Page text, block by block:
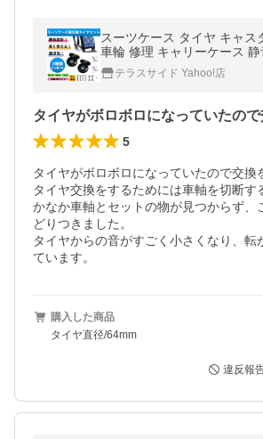
スーツケース タイヤ キャス
車輪 修理 キャリーケース 静
替え 60mm 64mm 70mm
テラスサイド Yahoo!店
5
タイヤがボロボロになっていたので交換
タイヤ交換をするためには車軸を切断す
かなか車軸とセットの物が見つからず、
どりつきました。
タイヤからの音がすごく小さくなり、転
ています。
購入した商品
タイヤ直径/64mm
違反報